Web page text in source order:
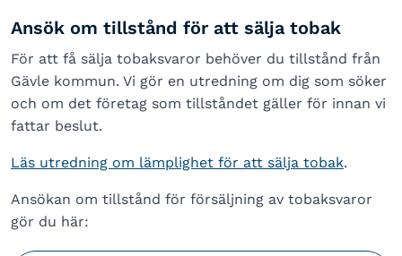
Ansök om tillstånd för att sälja tobak
För att få sälja tobaksvaror behöver du tillstånd från
Gävle kommun. Vi gör en utredning om dig som söker
och om det företag som tillståndet gäller för innan vi
fattar beslut.
Läs utredning om lämplighet för att sälja tobak.
Ansökan om tillstånd för försäljning av tobaksvaror
gör du här: